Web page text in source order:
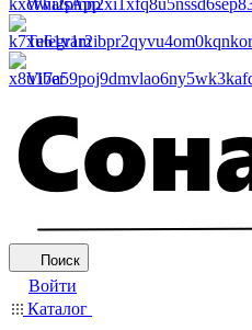
WhatsApp
Telegram
Viber
Поиск
Войти
Каталог